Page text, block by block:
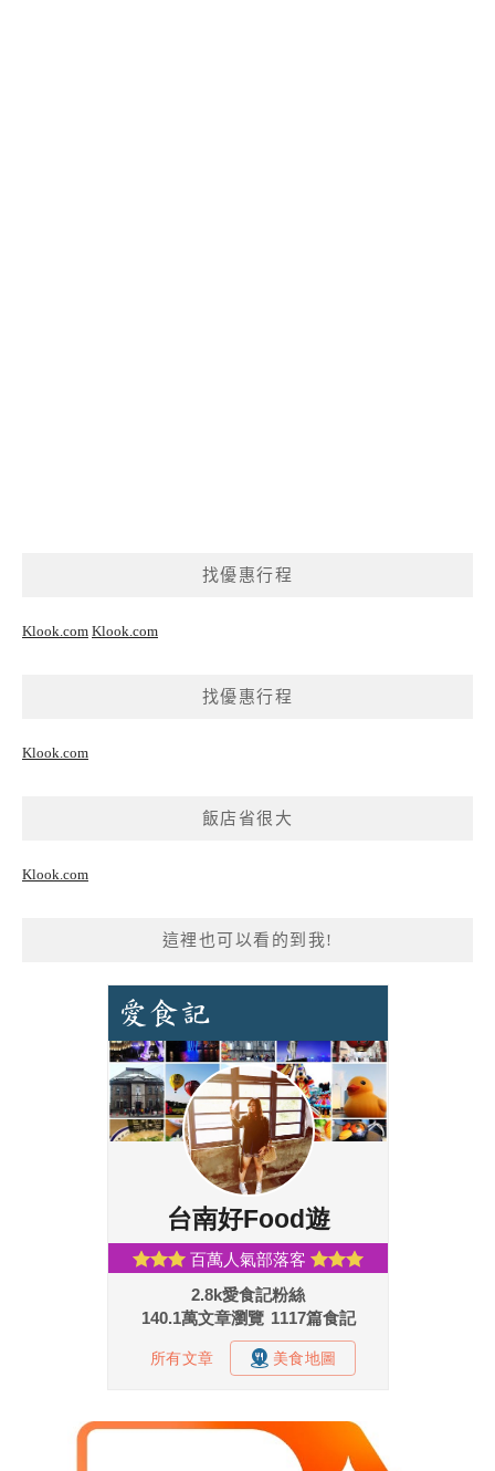
找優惠行程
Klook.com Klook.com
找優惠行程
Klook.com
飯店省很大
Klook.com
這裡也可以看的到我!